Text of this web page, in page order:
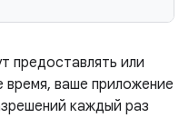
предоставлять или
ваше приложение
каждый раз